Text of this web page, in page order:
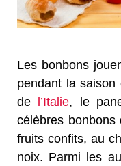
Les bonbons
pendant la
de
l’Italie, le
célèbres
fruits confits, au
noix. Parmi les